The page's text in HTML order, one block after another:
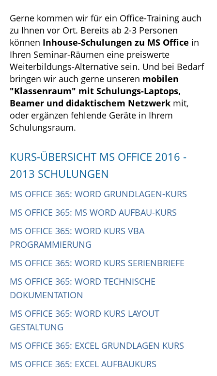
Gerne kommen wir für ein Office-Training auch
zu Ihnen vor Ort. Bereits ab 2-3 Personen
können Inhouse-Schulungen zu MS Office in
Ihren Seminar-Räumen eine preiswerte
Weiterbildungs-Alternative sein. Und bei Bedarf
bringen wir auch gerne unseren mobilen
"Klassenraum" mit Schulungs-Laptops,
Beamer und didaktischem Netzwerk mit,
oder ergänzen fehlende Geräte in Ihrem
Schulungsraum.
KURS-ÜBERSICHT MS OFFICE 2016 -
2013 SCHULUNGEN
MS OFFICE 365: WORD GRUNDLAGEN-KURS
MS OFFICE 365: MS WORD AUFBAU-KURS
MS OFFICE 365: WORD KURS VBA
PROGRAMMIERUNG
MS OFFICE 365: WORD KURS SERIENBRIEFE
MS OFFICE 365: WORD TECHNISCHE
DOKUMENTATION
MS OFFICE 365: WORD KURS LAYOUT
GESTALTUNG
MS OFFICE 365: EXCEL GRUNDLAGEN KURS
MS OFFICE 365: EXCEL AUFBAUKURS